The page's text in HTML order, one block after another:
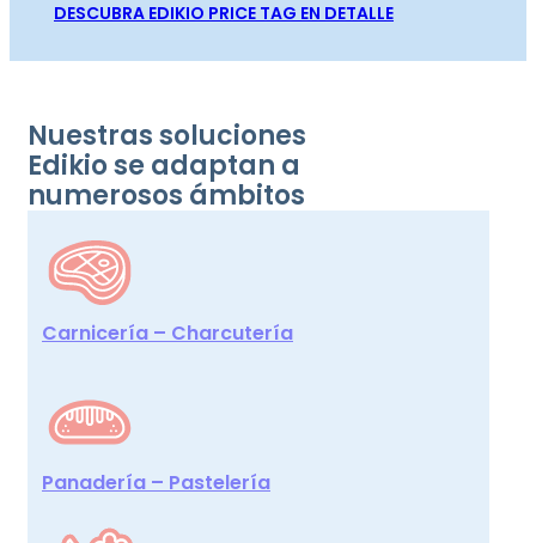
DESCUBRA EDIKIO PRICE TAG EN DETALLE
Nuestras soluciones
Edikio se adaptan a
numerosos ámbitos
Carnicería – Charcutería
Panadería – Pastelería